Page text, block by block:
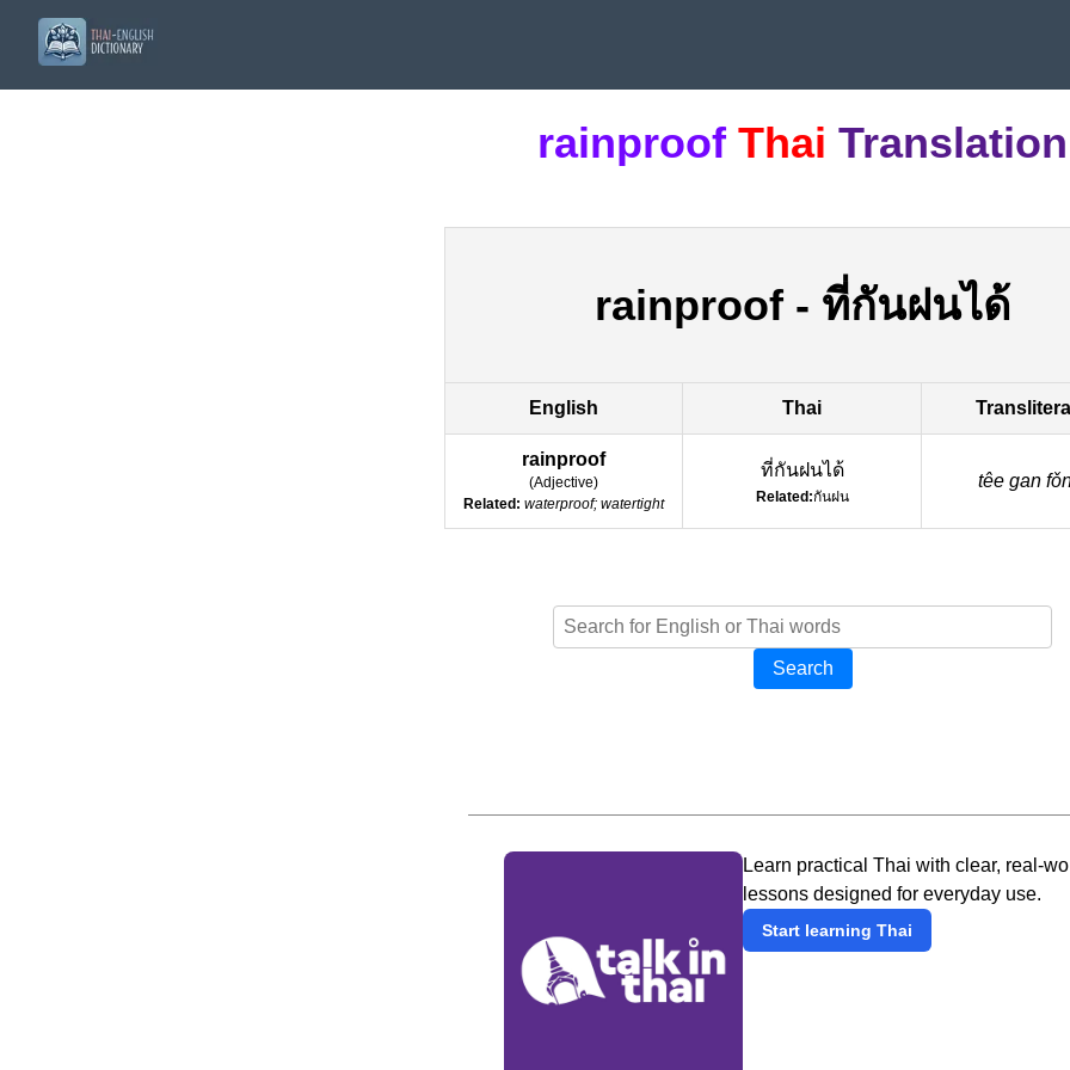
rainproof Thai Translation
rainproof - ที่กันฝนได้
English Thai
rainproof
(Adjective)
Related: waterproof; watertight
ที่กันฝนได้
Related:กันฝน
têe gan
Search
Learn practical Thai with clear, real-
lessons designed for everyday use.
Start learning Thai